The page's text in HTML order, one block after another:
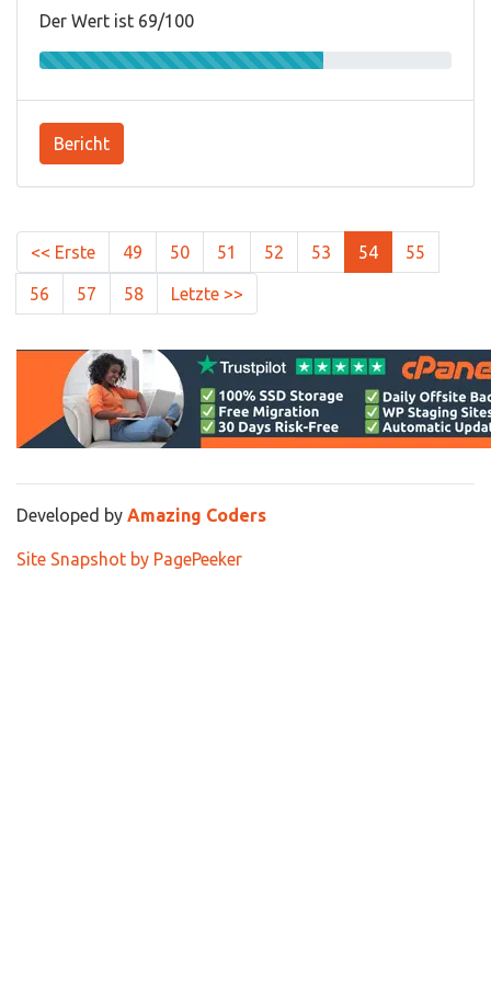
Der Wert ist 69/100
Bericht
<< Erste 49 50 51 52 53 54 55
56 57 58 Letzte >>
Developed by Amazing Coders
Site Snapshot by PagePeeker